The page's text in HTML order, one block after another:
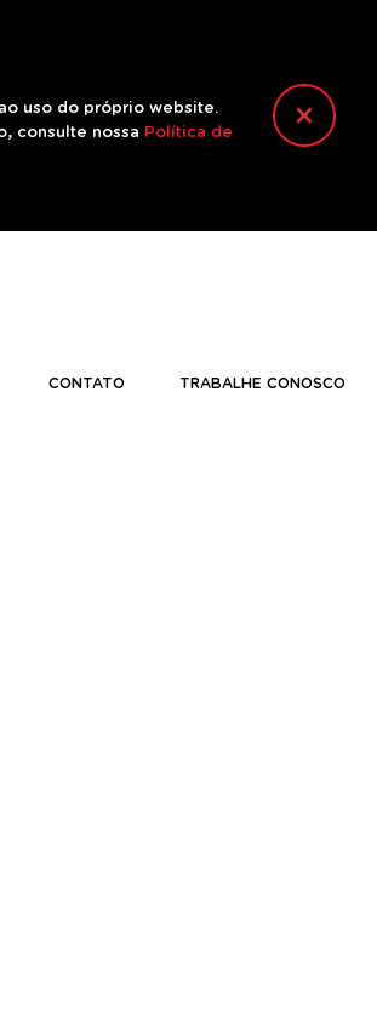
uso do próprio website.
consulte nossa Política de
CONTATO TRABALHE CONOSCO